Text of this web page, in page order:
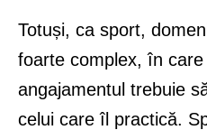
Totuși, ca sport,
foarte complex, în
angajamentul trebuie
celui care îl practică.